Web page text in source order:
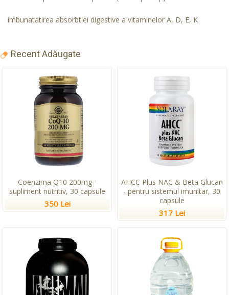
imbunatatirea absorbtiei digestive a vitaminelor A, D, E, K
Recent Adăugate
Coenzima Q10 200mg -
supliment nutritiv, 30 capsule
350 Lei
AHCC Plus NAC & Beta Glucan
- pentru sistemul imunitar, 30
capsule
317 Lei